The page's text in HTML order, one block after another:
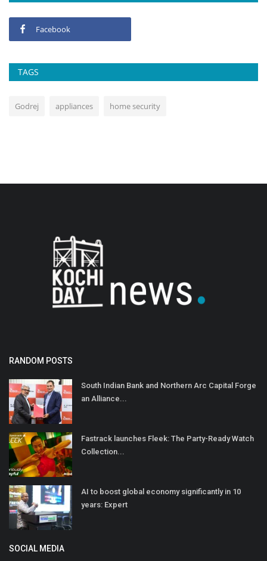
Facebook
TAGS
Godrej appliances home security
RANDOM POSTS
South Indian Bank and Northern Arc Capital Forge
an Alliance...
Fastrack launches Fleek: The Party-Ready Watch
Collection...
AI to boost global economy significantly in 10
years: Expert
SOCIAL MEDIA